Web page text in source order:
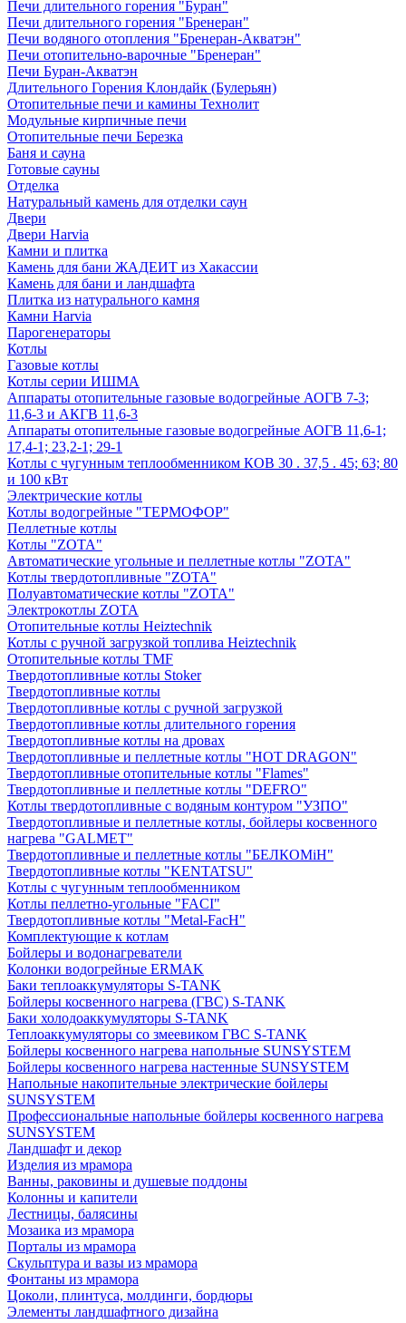
Печи длительного горения "Буран"
Печи длительного горения "Бренеран"
Печи водяного отопления "Бренеран-Акватэн"
Печи отопительно-варочные "Бренеран"
Печи Буран-Акватэн
Длительного Горения Клондайк (Булерьян)
Отопительные печи и камины Технолит
Модульные кирпичные печи
Отопительные печи Березка
Баня и сауна
Готовые сауны
Отделка
Натуральный камень для отделки саун
Двери
Двери Harvia
Камни и плитка
Камень для бани ЖАДЕИТ из Хакассии
Камень для бани и ландшафта
Плитка из натурального камня
Камни Harvia
Парогенераторы
Котлы
Газовые котлы
Котлы серии ИШМА
Аппараты отопительные газовые водогрейные АОГВ 7-3;
11,6-3 и АКГВ 11,6-3
Аппараты отопительные газовые водогрейные АОГВ 11,6-1;
17,4-1; 23,2-1; 29-1
Котлы с чугунным теплообменником КОВ 30 . 37,5 . 45; 63; 80
и 100 кВт
Электрические котлы
Котлы водогрейные "ТЕРМОФОР"
Пеллетные котлы
Котлы "ZOTA"
Автоматические угольные и пеллетные котлы "ZOTA"
Котлы твердотопливные "ZOTA"
Полуавтоматические котлы "ZOTA"
Электрокотлы ZOTA
Отопительные котлы Heiztechnik
Котлы с ручной загрузкой топлива Heiztechnik
Отопительные котлы TMF
Твердотопливные котлы Stoker
Твердотопливные котлы
Твердотопливные котлы с ручной загрузкой
Твердотопливные котлы длительного горения
Твердотопливные котлы на дровах
Твердотопливные и пеллетные котлы "HOT DRAGON"
Твердотопливные отопительные котлы "Flames"
Твердотопливные и пеллетные котлы "DEFRO"
Котлы твердотопливные с водяным контуром "УЗПО"
Твердотопливные и пеллетные котлы, бойлеры косвенного
нагрева "GALMET"
Твердотопливные и пеллетные котлы "БЕЛКОМiН"
Твердотопливные котлы "KENTATSU"
Котлы с чугунным теплообменником
Котлы пеллетно-угольные "FACI"
Твердотопливные котлы "Metal-FacH"
Комплектующие к котлам
Бойлеры и водонагреватели
Колонки водогрейные ERMAK
Баки теплоаккумуляторы S-TANK
Бойлеры косвенного нагрева (ГВС) S-TANK
Баки холодоаккумуляторы S-TANK
Теплоаккумуляторы со змеевиком ГВС S-TANK
Бойлеры косвенного нагрева напольные SUNSYSTEM
Бойлеры косвенного нагрева настенные SUNSYSTEM
Напольные накопительные электрические бойлеры
SUNSYSTEM
Профессиональные напольные бойлеры косвенного нагрева
SUNSYSTEM
Ландшафт и декор
Изделия из мрамора
Ванны, раковины и душевые поддоны
Колонны и капители
Лестницы, балясины
Мозаика из мрамора
Порталы из мрамора
Скульптура и вазы из мрамора
Фонтаны из мрамора
Цоколи, плинтуса, молдинги, бордюры
Элементы ландшафтного дизайна